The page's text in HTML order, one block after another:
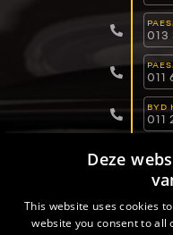
013
011
BYD
011
011
Deze
This website uses cookies
website you consent to all